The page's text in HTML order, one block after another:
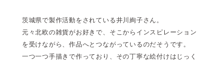
茨城県で製作活動をされている井川絢子さん。
元々北欧の雑貨がお好きで、そこからインスピレーション
を受けながら、作品へとつながっているのだそうです。
一つ一つ手描きで作っており、その丁寧な絵付けはじっく